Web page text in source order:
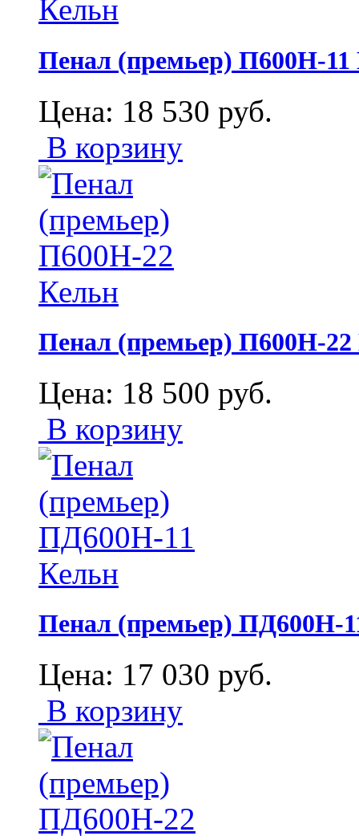
Пенал (премьер) П600Н-11
Цена: 18 530 руб.
В корзину
Пенал (премьер) П600Н-22
Цена: 18 500 руб.
В корзину
Пенал (премьер) ПД600Н-
Цена: 17 030 руб.
В корзину